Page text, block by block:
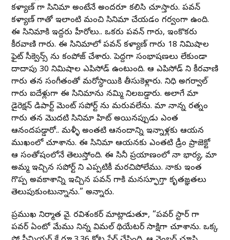
కళ్యాణ్ గారి సినిమా అంటేనే అందరూ కలిసి చూస్తారు. పవన్
కళ్యాణ్ గారితో ఇలాంటి మంచి సినిమా చేయడం గర్వంగా ఉంది.
ఈ సినిమాకి ఇద్దరు హీరోలు.. ఒకరు పవన్ గారు, ఇంకొకరు
కీరవాణి గారు. ఈ సినిమాలో పవన్ కళ్యాణ్ గారు 18 నిమిషాల
ఫైట్ సీక్వెన్స్ ను కంపోజ్ చేశారు. పెద్దగా సంభాషణలు లేకుండా
దాదాపు 30 నిమిషాల ఎపిసోడ్ ఉంటుంది. ఆ ఎపిసోడ్ ని కీరవాణి
గారు తన సంగీతంతో మరోస్థాయికి తీసుకెళ్లారు. నిధి అగర్వాల్
గారు ఐదేళ్లుగా ఈ సినిమాను నమ్మి నిలబడ్డారు. అలాగే మా
డైరెక్షన్ డిపార్ట్ మెంట్ సపోర్ట్ ను మరువలేను. మా నాన్న రత్నం
గారు తన మొదటి సినిమా హిట్ అయినప్పుడు ఎంత
ఆనందపడ్డారో.. మళ్ళీ అంతటి ఆనందాన్ని ఇన్నాళ్లకు ఆయన
ముఖంలో చూశాను. ఈ సినిమా ఆయనకు ఎంతటి డ్రీం ప్రాజెక్టో
ఆ సంతోషంలోనే తెలుస్తోంది. ఈ సినీ ప్రయాణంలో నా భార్య, మా
అమ్మ ఇచ్చిన సపోర్ట్ ని ఎప్పటికీ మరచిపోలేము. నాకు ఇంత
గొప్ప అవకాశాన్ని ఇచ్చిన పవన్ గారికి మనస్ఫూర్తిగా కృతఙ్ఞతలు
తెలుపుకుంటున్నాను.” అన్నారు.
ప్రముఖ నిర్మాత వై. రవిశంకర్ మాట్లాడుతూ, “పవర్ స్టార్ గారి
పవర్ ఏంటో మేము నిన్న విమల్ థియేటర్ సాక్షిగా చూశాను. ఒక్క